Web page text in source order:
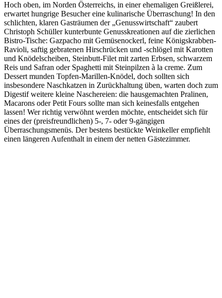
Hoch oben, im Norden Österreichs, in einer ehemaligen Greißlerei,
erwartet hungrige Besucher eine kulinarische Überraschung! In den
schlichten, klaren Gasträumen der „Genusswirtschaft“ zaubert
Christoph Schüller kunterbunte Genusskreationen auf die zierlichen
Bistro-Tische: Gazpacho mit Gemüsenockerl, feine Königskrabben-
Ravioli, saftig gebratenen Hirschrücken und -schlögel mit Karotten
und Knödelscheiben, Steinbutt-Filet mit zarten Erbsen, schwarzem
Reis und Safran oder Spaghetti mit Steinpilzen à la creme. Zum
Dessert munden Topfen-Marillen-Knödel, doch sollten sich
insbesondere Naschkatzen in Zurückhaltung üben, warten doch zum
Digestif weitere kleine Naschereien: die hausgemachten Pralinen,
Macarons oder Petit Fours sollte man sich keinesfalls entgehen
lassen! Wer richtig verwöhnt werden möchte, entscheidet sich für
eines der (preisfreundlichen) 5-, 7- oder 9-gängigen
Überraschungsmenüs. Der bestens bestückte Weinkeller empfiehlt
einen längeren Aufenthalt in einem der netten Gästezimmer.